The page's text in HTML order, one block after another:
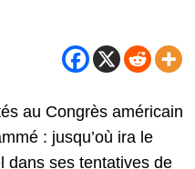
au Congrès américain
: jusqu’où ira le
dans ses tentatives de